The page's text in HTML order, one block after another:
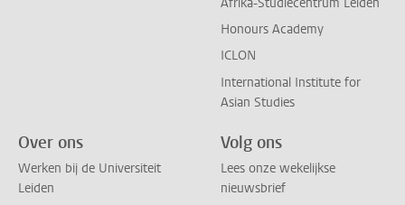
Honours Academy
ICLON
International Institute for
Asian Studies
Over ons
Werken bij de Universiteit
Leiden
Volg ons
Lees onze wekelijkse
nieuwsbrief